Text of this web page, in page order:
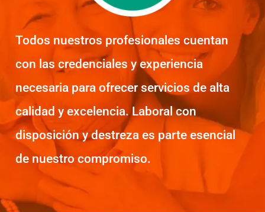
Todos nuestros profesionales cuentan
con las credenciales y experiencia
necesaria para ofrecer servicios de alta
calidad y excelencia. Laboral con
disposición y destreza es parte esencial
de nuestro compromiso.